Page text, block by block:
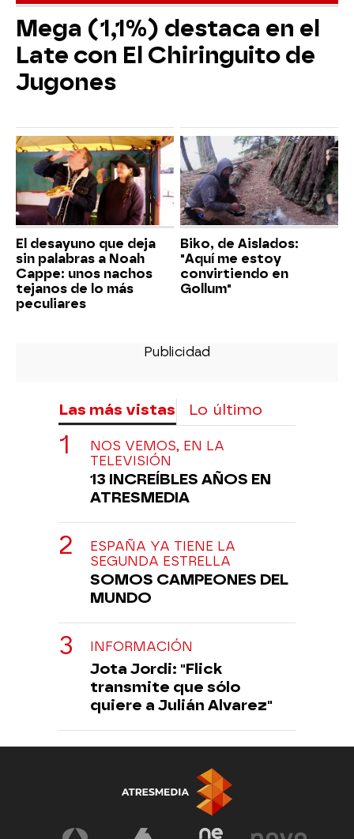
Mega (1,1%) destaca en el
Late con El Chiringuito de
Jugones
El desayuno que deja
sin palabras a Noah
Cappe: unos nachos
tejanos de lo más
peculiares
Biko, de Aislados:
"Aquí me estoy
convirtiendo en
Gollum"
Las más vistas Lo último
NOS VEMOS, EN LA
TELEVISIÓN
13 INCREÍBLES AÑOS EN
ATRESMEDIA
ESPAÑA YA TIENE LA
SEGUNDA ESTRELLA
SOMOS CAMPEONES DEL
MUNDO
INFORMACIÓN
Jota Jordi: "Flick
transmite que sólo
quiere a Julián Alvarez"